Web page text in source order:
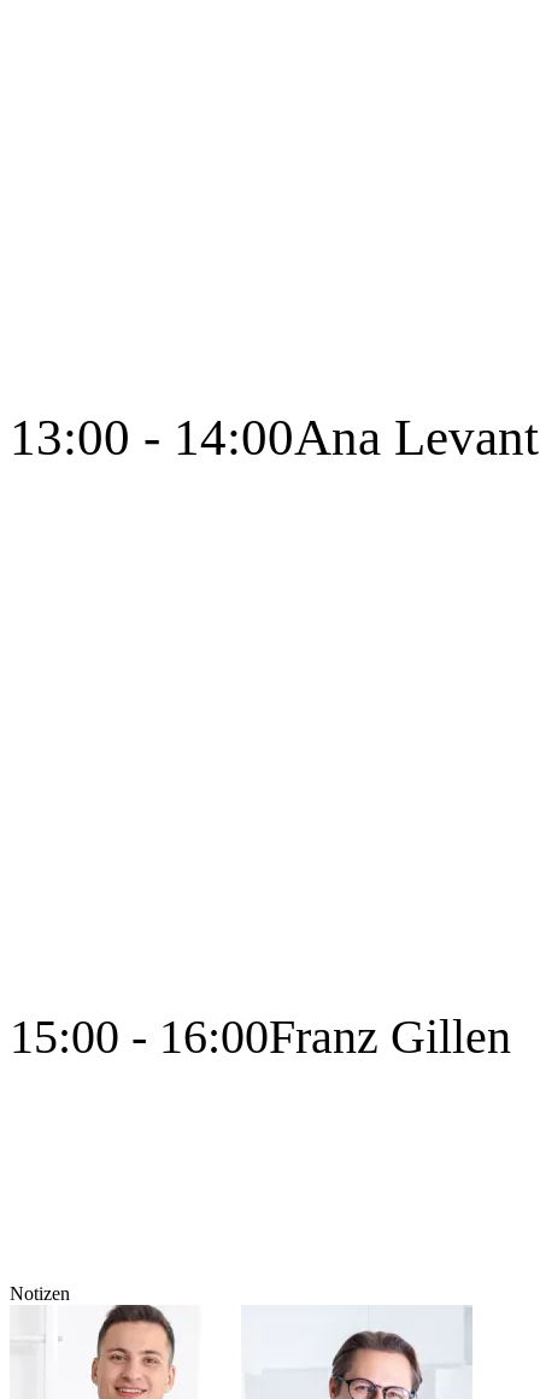
13:00 - 14:00Ana Levant
15:00 - 16:00Franz Gillen
Notizen